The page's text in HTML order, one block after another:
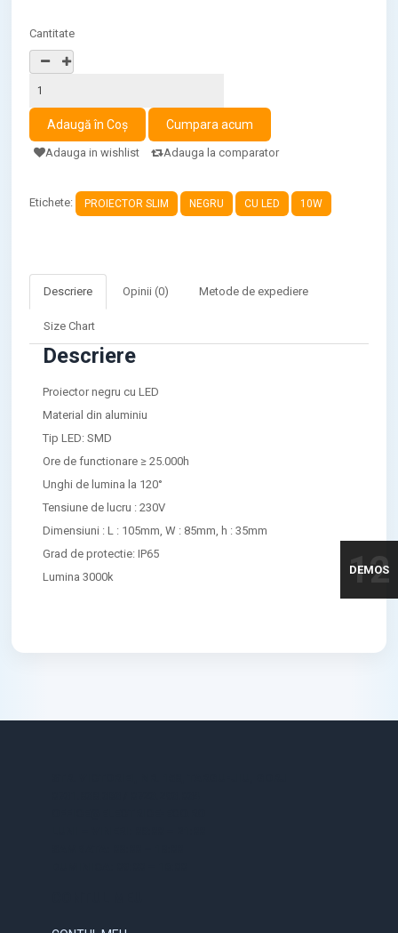
Cantitate
Adauga in wishlist Adauga la comparator
Etichete: PROIECTOR SLIM NEGRU CU LED 10W
Descriere Opinii (0) Metode de expediere
Size Chart
Descriere
Proiector negru cu LED
Material din aluminiu
Tip LED: SMD
Ore de functionare ≥ 25.000h
Unghi de lumina la 120°
Tensiune de lucru : 230V
Dimensiuni : L : 105mm, W : 85mm, h : 35mm
Grad de protectie: IP65
Lumina 3000k
DEMOS
12